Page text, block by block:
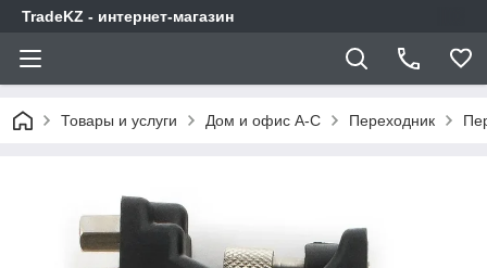
TradeKZ - интернет-магазин
Товары и услуги Дом и офис A-C Переходник